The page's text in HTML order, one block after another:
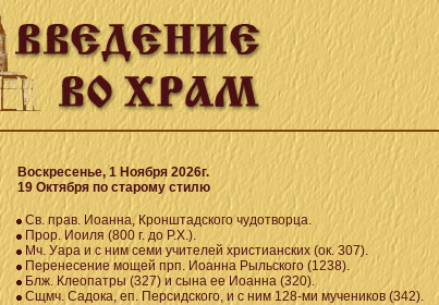
Воскресенье, 1 Ноября 2026г.
19 Октября по старому стилю
Св. прав. Иоанна, Кронштадского чудотворца.
Прор. Иоиля (800 г. до Р.Х.).
Мч. Уара и с ним семи учителей христианских (ок. 307).
Перенесение мощей прп. Иоанна Рыльского (1238).
Блж. Клеопатры (327) и сына ее Иоанна (320).
Сщмч. Садока, еп. Персидского, и с ним 128-ми мучеников (342).